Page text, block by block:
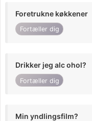
Foretrukne køkkener
Fortæller dig
Drikker jeg alc ohol?
Fortæller dig
Min yndlingsfilm?